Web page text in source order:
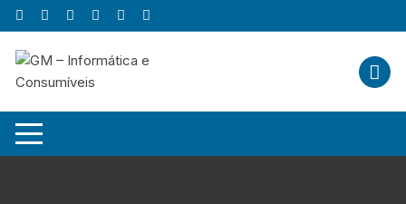
Skip
to
content